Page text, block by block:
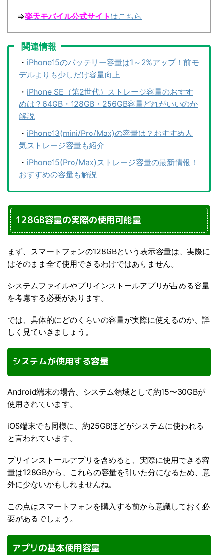
⇒楽天モバイル公式サイト はこちら
関連情報
・ iPhone15のバッテリー容量は1～2%アップ！前モ
デルよりも少しだけ容量向上
・ iPhone SE（第2世代）ストレージ容量のおすす
めは？64GB・128GB・256GB容量どれがいいのか
解説
・ iPhone13(mini/Pro/Max)の容量は？おすすめ人
気ストレージ容量も紹介
・ iPhone15(Pro/Max)ストレージ容量の最新情報！
おすすめの容量も解説
128GB容量の実際の使用可能量
まず、スマートフォンの128GBという表示容量は、実際に
はそのまま全て使用できるわけではありません。
システムファイルやプリインストールアプリが占める容量
を考慮する必要があります。
では、具体的にどのくらいの容量が実際に使えるのか、詳
しく見ていきましょう。
システムが使用する容量
Android端末の場合、システム領域として約15〜30GBが
使用されています。
iOS端末でも同様に、約25GBほどがシステムに使われる
と言われています。
プリインストールアプリを含めると、実際に使用できる容
量は128GBから、これらの容量を引いた分になるため、意
外に少ないかもしれませんね。
この点はスマートフォンを購入する前から意識しておく必
要があるでしょう。
アプリの基本使用容量